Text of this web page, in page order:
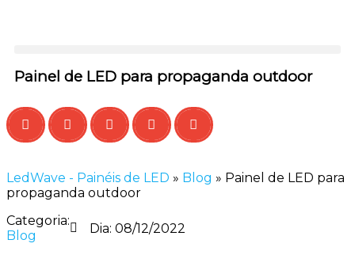
Painel de LED para propaganda outdoor
LedWave - Painéis de LED » Blog » Painel de LED para
propaganda outdoor
Categoria:
Blog
Dia: 08/12/2022